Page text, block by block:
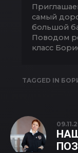
самый
большой
Поводом
класс
TAGGED IN